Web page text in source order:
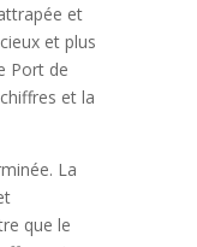
et
et plus
Port de
et la
La
que le